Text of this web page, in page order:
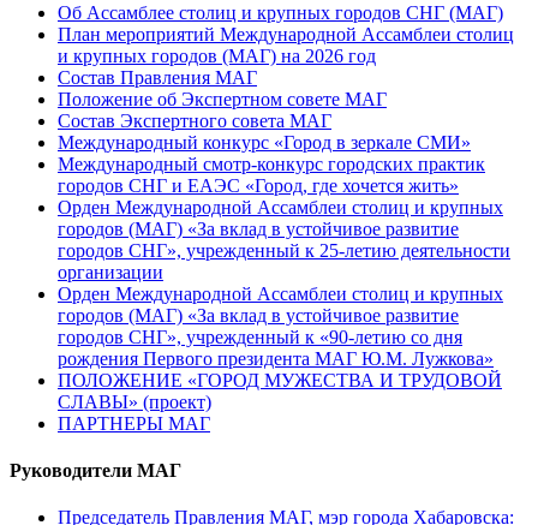
Об Ассамблее столиц и крупных городов СНГ (МАГ)
План мероприятий Международной Ассамблеи столиц
и крупных городов (МАГ) на 2026 год
Состав Правления МАГ
Положение об Экспертном совете МАГ
Состав Экспертного совета МАГ
Международный конкурс «Город в зеркале СМИ»
Международный смотр-конкурс городских практик
городов СНГ и ЕАЭС «Город, где хочется жить»
Орден Международной Ассамблеи столиц и крупных
городов (МАГ) «За вклад в устойчивое развитие
городов СНГ», учрежденный к 25-летию деятельности
организации
Орден Международной Ассамблеи столиц и крупных
городов (МАГ) «За вклад в устойчивое развитие
городов СНГ», учрежденный к «90-летию со дня
рождения Первого президента МАГ Ю.М. Лужкова»
ПОЛОЖЕНИЕ «ГОРОД МУЖЕСТВА И ТРУДОВОЙ
СЛАВЫ» (проект)
ПАРТНЕРЫ МАГ
Руководители МАГ
Председатель Правления МАГ, мэр города Хабаровска: